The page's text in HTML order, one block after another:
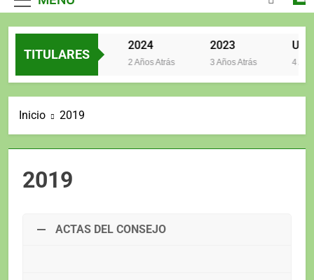
TITULARES
2 Años Atrás
2024
2 Años Atrás
2023
3 Años Atrás 4
Inicio 2019
2019
ACTAS DEL CONSEJO